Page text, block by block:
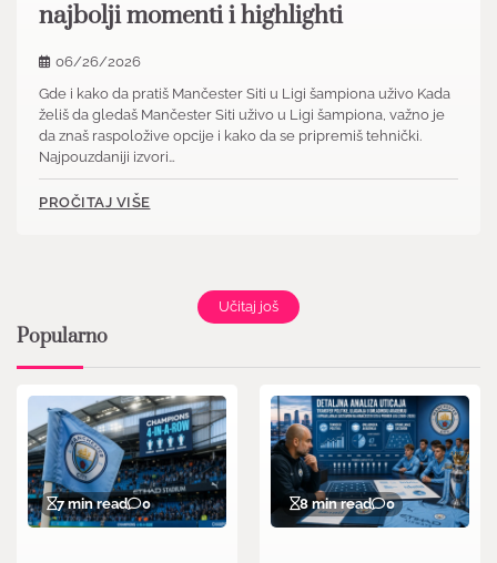
najbolji momenti i highlighti
06/26/2026
Gde i kako da pratiš Mančester Siti u Ligi šampiona uživo Kada
želiš da gledaš Mančester Siti uživo u Ligi šampiona, važno je
da znaš raspoložive opcije i kako da se pripremiš tehnički.
Najpouzdaniji izvori…
PROČITAJ VIŠE
Učitaj još
Popularno
7 min read 0 8 min read 0